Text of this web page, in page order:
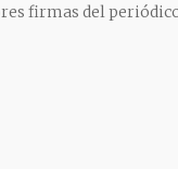
firmas del